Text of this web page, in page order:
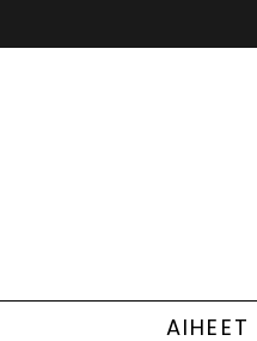
AIHEET